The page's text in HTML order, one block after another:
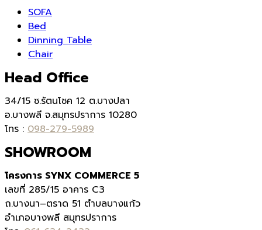
SOFA
Bed
Dinning Table
Chair
Head Office
34/15 ซ.รัตนโชค 12 ต.บางปลา
อ.บางพลี จ.สมุทรปราการ 10280
โทร : 098-279-5989
SHOWROOM
โครงการ SYNX COMMERCE 5
เลขที่ 285/15 อาคาร C3
ถ.บางนา–ตราด 51 ตำบลบางแก้ว
อำเภอบางพลี สมุทรปราการ